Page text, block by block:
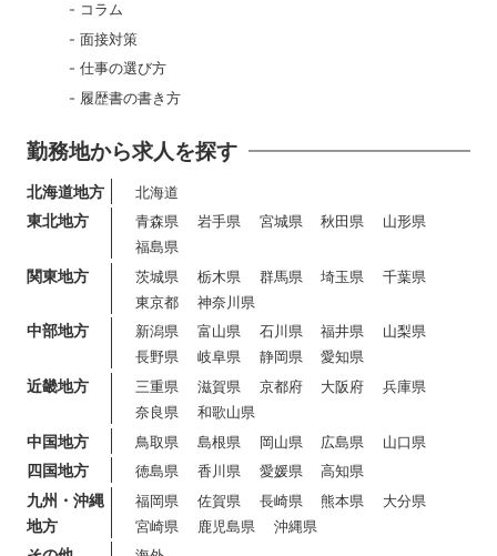
コラム
面接対策
仕事の選び方
履歴書の書き方
勤務地から求人を探す
北海道地方 北海道
東北地方 青森県 岩手県 宮城県 秋田県
山形県
福島県
関東地方 茨城県 栃木県 群馬県 埼玉県
千葉県
東京都
神奈川県
中部地方 新潟県 富山県 石川県 福井県
山梨県
長野県
岐阜県 静岡県 愛知県
近畿地方 三重県 滋賀県 京都府 大阪府
兵庫県
奈良県
和歌山県
中国地方 鳥取県 島根県 岡山県 広島県 山口県
四国地方 徳島県 香川県 愛媛県 高知県
九州・沖縄
地方
福岡県 佐賀県 長崎県 熊本県
大分県
宮崎県
鹿児島県 沖縄県